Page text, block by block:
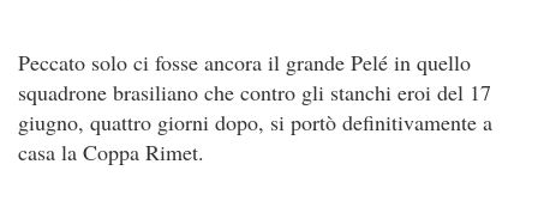
Peccato solo ci fosse ancora il grande Pelé in quello
squadrone brasiliano che contro gli stanchi eroi del 17
giugno, quattro giorni dopo, si portò definitivamente a
casa la Coppa Rimet.